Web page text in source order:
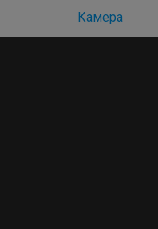
Камера